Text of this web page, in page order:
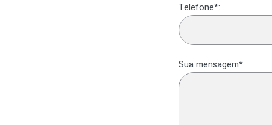
Telefone*:
Sua mensagem*